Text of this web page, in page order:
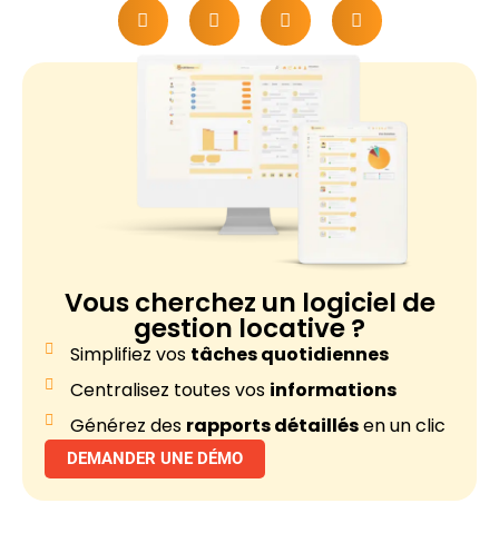
Vous cherchez un logiciel de
gestion locative ?
Simplifiez vos tâches quotidiennes
Centralisez toutes vos informations
Générez des rapports détaillésen un clic
DEMANDER UNE DÉMO